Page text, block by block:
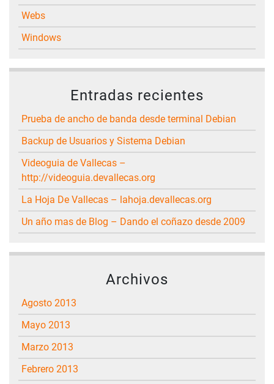
Webs
Windows
Entradas recientes
Prueba de ancho de banda desde terminal Debian
Backup de Usuarios y Sistema Debian
Videoguia de Vallecas –
http://videoguia.devallecas.org
La Hoja De Vallecas – lahoja.devallecas.org
Un año mas de Blog – Dando el coñazo desde 2009
Archivos
agosto 2013
mayo 2013
marzo 2013
febrero 2013